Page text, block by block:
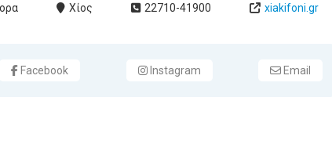
Χίος 22710-41900 xiakifoni.gr
Facebook Instagram Email